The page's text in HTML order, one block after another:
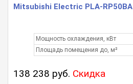
Mitsubishi Electric PLA-RP50BA
Мощность охлаждения, кВт
Площадь помещения до, м²
138 238 руб. Скидка